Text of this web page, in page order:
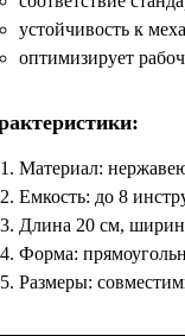
устойчивость к
оптимизирует
Материал:
Емкость: до 8
Длина 20 см,
Форма:
Размеры: